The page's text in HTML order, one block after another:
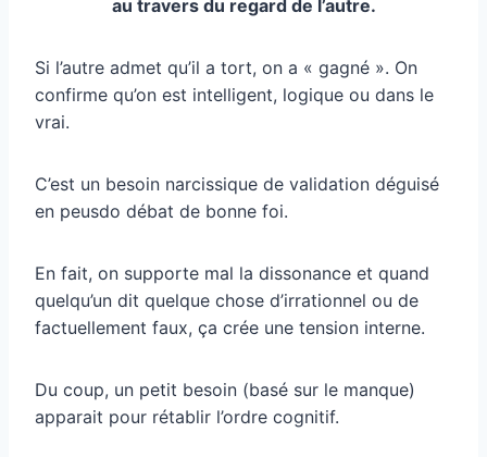
au travers du regard de l’autre.
Si l’autre admet qu’il a tort, on a « gagné ». On
confirme qu’on est intelligent, logique ou dans le
vrai.
C’est un besoin narcissique de validation déguisé
en peusdo débat de bonne foi.
En fait, on supporte mal la dissonance et quand
quelqu’un dit quelque chose d’irrationnel ou de
factuellement faux, ça crée une tension interne.
Du coup, un petit besoin (basé sur le manque)
apparait pour rétablir l’ordre cognitif.